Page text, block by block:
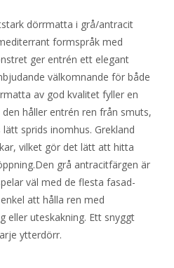
dörrmatta i grå/antracit
formspråk med
ger entrén ett elegant
välkomnande för både
av god kvalitet fyller en
håller entrén ren från smuts,
sprids inomhus. Grekland
vilket gör det lätt att hitta
grå antracitfärgen är
väl med de flesta fasad-
att hålla ren med
eller uteskakning. Ett snyggt
ytterdörr.